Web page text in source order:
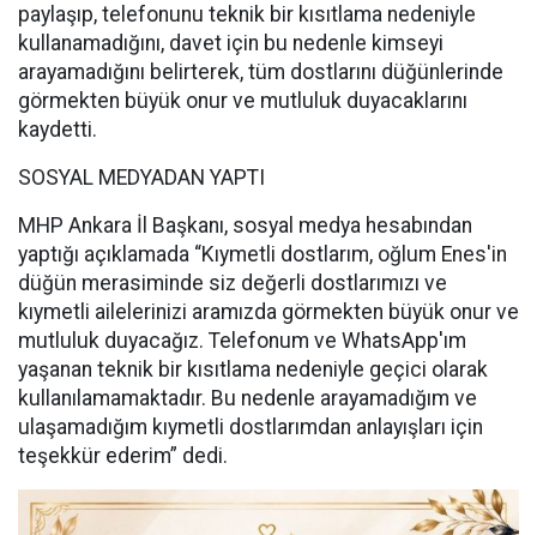
paylaşıp, telefonunu teknik bir kısıtlama nedeniyle
kullanamadığını, davet için bu nedenle kimseyi
arayamadığını belirterek, tüm dostlarını düğünlerinde
görmekten büyük onur ve mutluluk duyacaklarını
kaydetti.
SOSYAL MEDYADAN YAPTI
MHP Ankara İl Başkanı, sosyal medya hesabından
yaptığı açıklamada “Kıymetli dostlarım, oğlum Enes'in
düğün merasiminde siz değerli dostlarımızı ve
kıymetli ailelerinizi aramızda görmekten büyük onur ve
mutluluk duyacağız. Telefonum ve WhatsApp'ım
yaşanan teknik bir kısıtlama nedeniyle geçici olarak
kullanılamamaktadır. Bu nedenle arayamadığım ve
ulaşamadığım kıymetli dostlarımdan anlayışları için
teşekkür ederim” dedi.